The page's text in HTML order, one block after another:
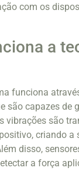
com os
a
funciona
são capazes de
vibrações são
criando a
disso,
a força